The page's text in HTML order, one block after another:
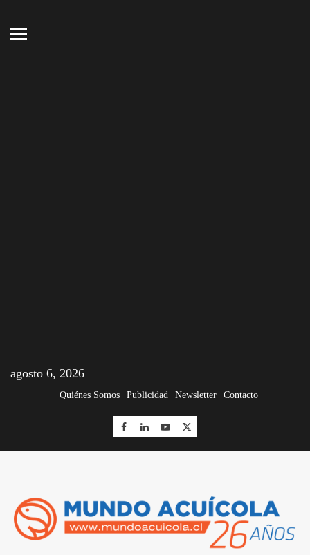
agosto 6, 2026
Quiénes Somos Publicidad Newsletter Contacto